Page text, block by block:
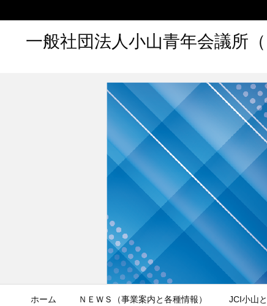
一般社団法人小山青年会議所
ホーム ＮＥＷＳ（事業案内と各種情報） JCI小山